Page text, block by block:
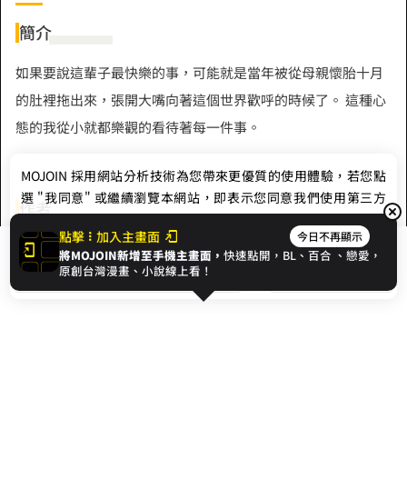
開始閱讀
簡介
如果要說這輩子最快樂的事，可能就是當年被從母親懷胎十月
的肚裡拖出來，張開大嘴向著這個世界歡呼的時候了。 這種心
態的我從小就都樂觀的看待著每一件事。
作者
瞇羊
點擊 加入主畫面 今日不再顯示
將MOJOIN新增至手機主畫面，快速點開，BL、百合 、戀愛，
原創台灣漫畫、小說線上看！
MOJOIN 採用網站分析技術為您帶來更優質的使用體驗，若您點
選 "我同意" 或繼續瀏覽本網站，即表示您同意我們使用第三方
Cookie，欲瞭解更多資訊請見隱私權政策。
我同意